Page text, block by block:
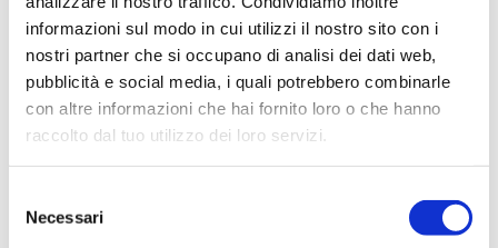
informazioni sul modo in cui utilizzi il nostro sito con i
nostri partner che si occupano di analisi dei dati web,
pubblicità e social media, i quali potrebbero combinarle
con altre informazioni che hai fornito loro o che hanno
raccolto dal tuo utilizzo dei loro servizi.
delNecessari
dans l’exécution des commandes, tant
pendant qu’après la vente.
Les informations peuvent également être
communiquées à des sociétés liées ou
dans le respect de la législation applicable.